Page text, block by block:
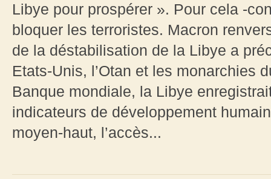
Libye pour prospérer ». Pour cela -
bloquer les terroristes. Macron
de la déstabilisation de la Libye a
Etats-Unis, l’Otan et les monarchies
Banque mondiale, la Libye
indicateurs de développement
moyen-haut, l’accès...